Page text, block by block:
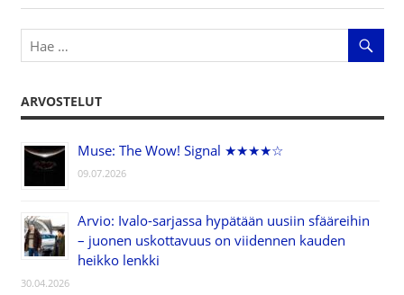
Post:
ARVOSTELUT
Muse: The Wow! Signal ★★★★☆
09.07.2026
Arvio: Ivalo-sarjassa hypätään uusiin sfääreihin
– juonen uskottavuus on viidennen kauden
heikko lenkki
30.04.2026